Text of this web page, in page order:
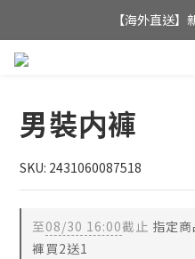
全店滿$350，即
【海外直送
男裝内褲
SKU: 2431060087518
至08/30 16:00截止 指定
褲買2送1